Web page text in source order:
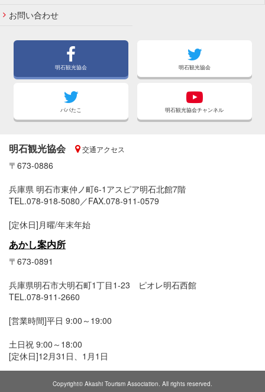
お問い合わせ
明石観光協会 明石観光協会
パパたこ 明石観光協会チャンネル
明石観光協会 交通アクセス
〒673-0886
兵庫県 明石市東仲ノ町6-1アスピア明石北館7階
TEL.078-918-5080／FAX.078-911-0579
[定休日]月曜/年末年始
あかし案内所
〒673-0891
兵庫県明石市大明石町1丁目1-23 ピオレ明石西館
TEL.078-911-2660
[営業時間]平日 9:00～19:00
土日祝 9:00～18:00
[定休日]12月31日、1月1日
Copyright© Akashi Tourism Association. All rights reserved.